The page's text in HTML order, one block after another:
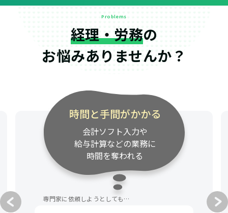
Problems
経理・労務の
お悩みありませんか？
時間と手間がかかる
会計ソフト入力や
給与計算などの業務に
時間を奪われる
専門家に依頼しようとしても…